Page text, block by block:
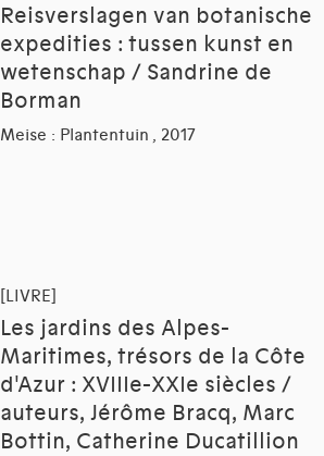
Reisverslagen van botanische
expedities : tussen kunst en
wetenschap / Sandrine de
Borman
Meise : Plantentuin , 2017
[LIVRE]
Les jardins des Alpes-
Maritimes, trésors de la Côte
d'Azur : XVIIIe-XXIe siècles /
auteurs, Jérôme Bracq, Marc
Bottin, Catherine Ducatillion